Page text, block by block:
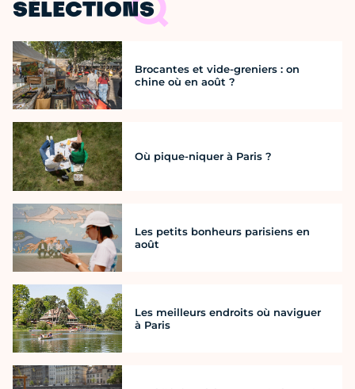
SÉLECTIONS
Brocantes et vide-greniers : on
chine où en août ?
Où pique-niquer à Paris ?
Les petits bonheurs parisiens en
août
Les meilleurs endroits où naviguer
à Paris